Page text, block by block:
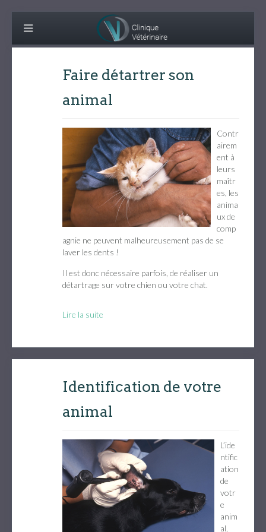
Faire détartrer son
animal
Contr
airem
ent à
leurs
maîtr
es, les
anima
ux de
comp
agnie ne peuvent malheureusement pas de se
laver les dents !
Il est donc nécessaire parfois, de réaliser un
détartrage sur votre chien ou votre chat.
Lire la suite
Identification de votre
animal
L’ide
ntific
ation
de
votr
e
anim
al,